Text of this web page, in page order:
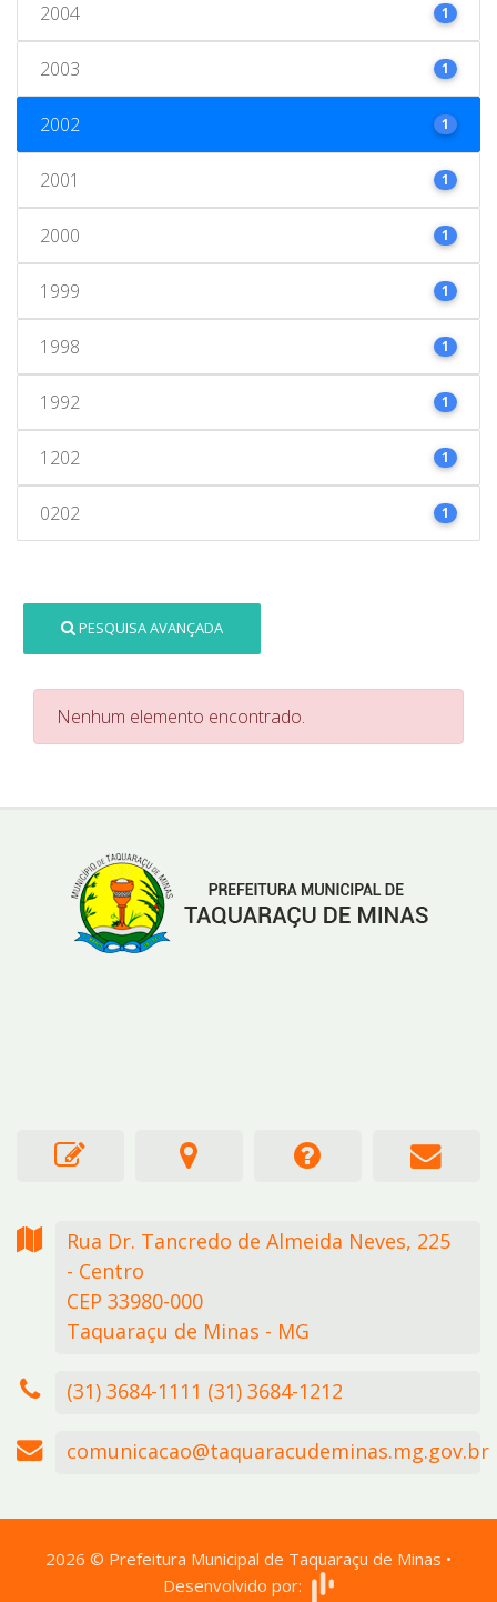
2004 1
2003 1
2002 1
2001 1
2000 1
1999 1
1998 1
1992 1
1202 1
0202 1
PESQUISA AVANÇADA
Nenhum elemento encontrado.
Rua Dr. Tancredo de Almeida Neves, 225
- Centro
CEP 33980-000
Taquaraçu de Minas - MG
(31) 3684-1111 (31) 3684-1212
comunicacao@taquaracudeminas.mg.gov.br
2026 © Prefeitura Municipal de Taquaraçu de Minas •
Desenvolvido por: